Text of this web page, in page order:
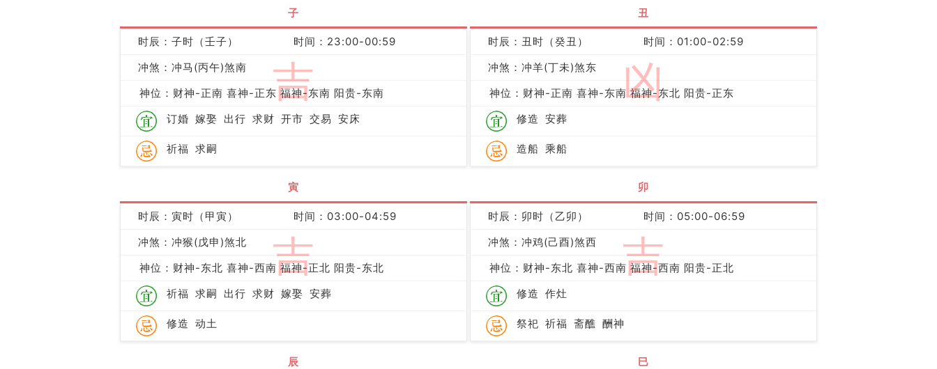
子
吉
时辰：子时（壬子）
时间：23:00-00:59
冲煞：冲马(丙午)煞南
神位：财神-正南 喜神-正东 福神-东南 阳贵-东南
订婚 嫁娶 出行 求财 开市 交易 安床
祈福 求嗣
丑
凶
时辰：丑时（癸丑）
时间：01:00-02:59
冲煞：冲羊(丁未)煞东
神位：财神-正南 喜神-东南 福神-东北 阳贵-正东
修造 安葬
造船 乘船
寅
吉
时辰：寅时（甲寅）
时间：03:00-04:59
冲煞：冲猴(戊申)煞北
神位：财神-东北 喜神-西南 福神-正北 阳贵-东北
祈福 求嗣 出行 求财 嫁娶 安葬
修造 动土
卯
吉
时辰：卯时（乙卯）
时间：05:00-06:59
冲煞：冲鸡(己酉)煞西
神位：财神-东北 喜神-西南 福神-西南 阳贵-正北
修造 作灶
祭祀 祈福 斋醮 酬神
辰 巳